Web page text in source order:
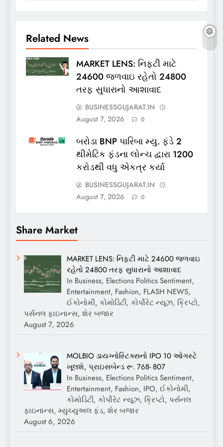
Related News
MARKET LENS: નિફ્ટી માટે
24600 જળવાઇ રહેતો 24800
તરફ સુધારાનો આશાવાદ
BUSINESSGUJARAT.IN
August 7, 2026
0
બરોડા BNP પારિબા મ્યુ. ફંડે 2
થીમેટિક ફંડના લોન્ચ દ્વારા 1200
કરોડથી વધુ એકત્ર કર્યા
BUSINESSGUJARAT.IN
August 7, 2026
0
Share Market
MARKET LENS: નિફ્ટી માટે 24600 જળવાઇ
રહેતો 24800 તરફ સુધારાનો આશાવાદ
In Business, Elections Politics Sentiment,
Entertainment, Fashion, FLASH NEWS,
ઈકોનોમી, કોમોડિટી, કોર્પોરેટ ન્યૂઝ, ક્રિપ્ટો,
પર્સનલ ફાઇનાન્સ, શેર બજાર
August 7, 2026
MOLBIO ડાયગ્નોસ્ટિક્સનો IPO 10 ઓગસ્ટે
ખૂલશે, પ્રાઇસબેન્ડ રૂ. 768- 807
In Business, Elections Politics Sentiment,
Entertainment, Fashion, IPO, ઈકોનોમી,
કોમોડિટી, કોર્પોરેટ ન્યૂઝ, ક્રિપ્ટો, પર્સનલ
ફાઇનાન્સ, મ્યુચ્યુઅલ ફંડ, શેર બજાર
August 6, 2026